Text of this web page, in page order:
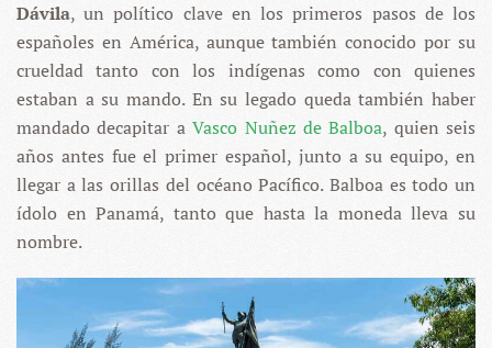
Dávila, un político clave en los primeros pasos de los
españoles en América, aunque también conocido por su
crueldad tanto con los indígenas como con quienes
estaban a su mando. En su legado queda también haber
mandado decapitar aVasco Nuñez de Balboa, quien seis
años antes fue el primer español, junto a su equipo, en
llegar a las orillas del océano Pacífico. Balboa es todo un
ídolo en Panamá, tanto que hasta la moneda lleva su
nombre.